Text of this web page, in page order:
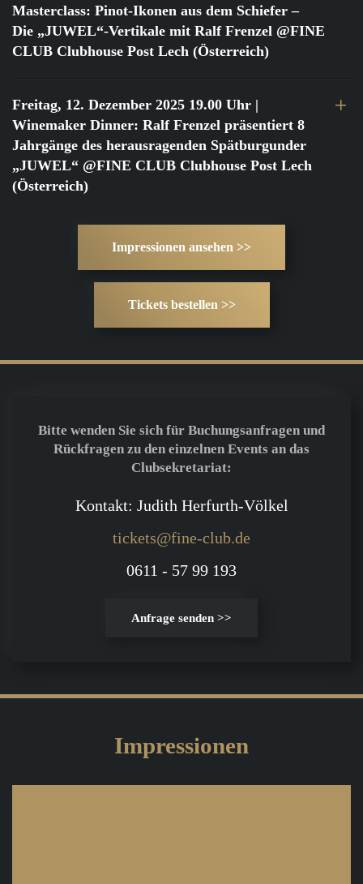
Masterclass: Pinot-Ikonen aus dem Schiefer –
Die „JUWEL“-Vertikale mit Ralf Frenzel @FINE
CLUB Clubhouse Post Lech (Österreich)
Freitag, 12. Dezember 2025 19.00 Uhr |
Winemaker Dinner: Ralf Frenzel präsentiert 8
Jahrgänge des herausragenden Spätburgunder
„JUWEL“ @FINE CLUB Clubhouse Post Lech
(Österreich)
Impressionen ansehen >>
Tickets bestellen >>
Bitte wenden Sie sich für Buchungsanfragen und
Rückfragen zu den einzelnen Events an das
Clubsekretariat:
Kontakt: Judith Herfurth-Völkel
tickets@fine-club.de
0611 - 57 99 193
Anfrage senden >>
Impressionen